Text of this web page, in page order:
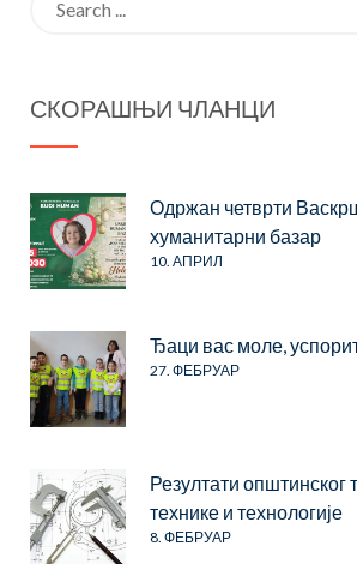
СКОРАШЊИ ЧЛАНЦИ
Одржан четврти
хуманитарни базар
10. АПРИЛ
Ђаци вас моле,
27. ФЕБРУАР
Резултати општинског
технике и технологије
8. ФЕБРУАР